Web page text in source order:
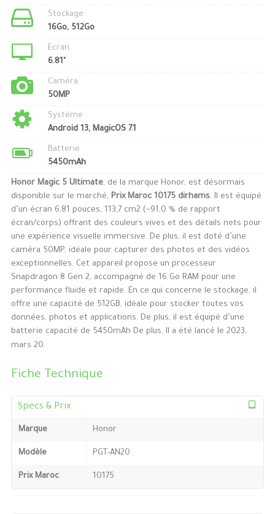
Stockage
16Go, 512Go
Ecran
6.81"
Caméra
50MP
Système
Android 13, MagicOS 7.1
Batterie
5450mAh
Honor Magic 5 Ultimate, de la marque Honor, est désormais
disponible sur le marché, Prix Maroc 10175 dirhams. Il est équipé
d’un écran 6,81 pouces, 113,7 cm2 (~91,0 % de rapport
écran/corps) offrant des couleurs vives et des détails nets pour
une expérience visuelle immersive. De plus, il est doté d’une
caméra 50MP, idéale pour capturer des photos et des vidéos
exceptionnelles. Cet appareil propose un processeur
Snapdragon 8 Gen 2, accompagné de 16 Go RAM pour une
performance fluide et rapide. En ce qui concerne le stockage, il
offre une capacité de 512GB, idéale pour stocker toutes vos
données, photos et applications. De plus, il est équipé d’une
batterie capacité de 5450mAh De plus, Il a été lancé le 2023,
mars 20.
Fiche Technique
Specs & Prix
Marque Honor
Modèle PGT-AN20
Prix Maroc 10175